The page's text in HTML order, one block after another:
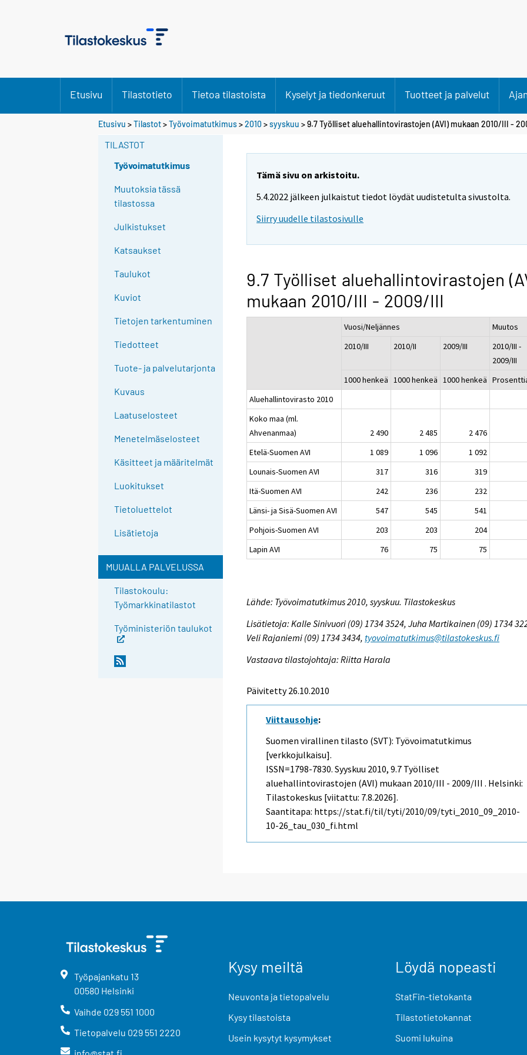
Etusivu Tilastotieto Tietoa tilastoista Kyselyt ja tiedonkeruut Tuotteet ja palvelut
Etusivu >Tilastot>Työvoimatutkimus>2010 >syyskuu > 9.7 Työlliset aluehallintovirastojen (AVI) mukaan 2010/III -
TILASTOT
Työvoimatutkimus
Muutoksia tässä
tilastossa
Julkistukset
Katsaukset
Taulukot
Kuviot
Tietojen tarkentuminen
Tiedotteet
Tuote- ja palvelutarjonta
Kuvaus
Laatuselosteet
Menetelmäselosteet
Käsitteet ja määritelmät
Luokitukset
Tietoluettelot
Lisätietoja
MUUALLA PALVELUSSA
Tilastokoulu:
Työmarkkinatilastot
Työministeriön taulukot
Tämä sivu on arkistoitu.
5.4.2022 jälkeen julkaistut tiedot löydät uudistetulta sivustolta.
Siirry uudelle tilastosivulle
9.7 Työlliset aluehallintovirastojen
mukaan 2010/III - 2009/III
Vuosi/Neljännes
Muutos
2010/III
2010/II 2009/III
2010/III -
2009/III
1000 henkeä 1000 henkeä 1000 henkeä
Aluehallintovirasto 2010
Koko maa (ml.
Ahvenanmaa)
2 490 2 485 2 476
Etelä-Suomen AVI
1 089 1 096 1 092
Lounais-Suomen AVI
317 316 319
Itä-Suomen AVI
242 236 232
Länsi- ja Sisä-Suomen AVI
547 545 541
Pohjois-Suomen AVI
203 203 204
Lapin AVI
76 75 75
Lähde: Työvoimatutkimus 2010, syyskuu. Tilastokeskus
Lisätietoja: Kalle Sinivuori (09) 1734 3524, Juha Martikainen (09) 1734
Veli Rajaniemi (09) 1734 3434, tyovoimatutkimus@tilastokeskus.fi
Vastaava tilastojohtaja: Riitta Harala
Päivitetty 26.10.2010
Viittausohje:
Suomen virallinen tilasto (SVT): Työvoimatutkimus
[verkkojulkaisu].
ISSN=1798-7830.Syyskuu 2010, 9.7 Työlliset
aluehallintovirastojen (AVI) mukaan 2010/III - 2009/III . Helsinki:
Tilastokeskus [viitattu: 7.8.2026].
Saantitapa: https://stat.fi/til/tyti/2010/09/tyti_2010_09_2010-
10-26_tau_030_fi.html
Työpajankatu 13
00580 Helsinki
Vaihde 029 551 1000
Tietopalvelu 029 551 2220
Kysy meiltä
Neuvonta ja tietopalvelu
Kysy tilastoista
Usein kysytyt kysymykset
Löydä nopeasti
StatFin-tietokanta
Tilastotietokannat
Suomi lukuina